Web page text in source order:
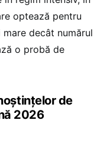
optează pentru
decât numărul
o probă de
de
2026